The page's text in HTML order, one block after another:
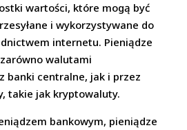
wartości, które mogą być
i wykorzystywane do
internetu. Pieniądze
walutami
banki centralne, jak i przez
takie jak kryptowaluty.
bankowym, pieniądze